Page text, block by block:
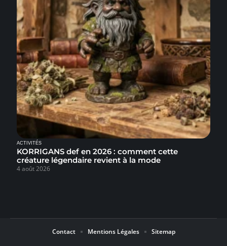
ACTIVITÉS
KORRIGANS def en 2026 : comment cette
créature légendaire revient à la mode
4 août 2026
Contact Mentions Légales Sitemap